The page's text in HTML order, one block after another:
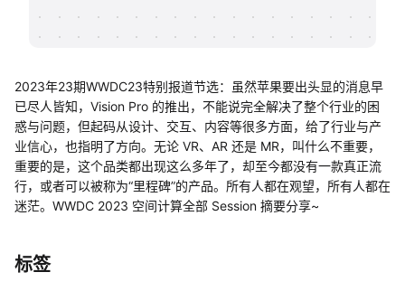
2023年23期WWDC23特别报道节选：虽然苹果要出头显的消息早
已尽人皆知，Vision Pro 的推出，不能说完全解决了整个行业的困
惑与问题，但起码从设计、交互、内容等很多方面，给了行业与产
业信心，也指明了方向。无论 VR、AR 还是 MR，叫什么不重要，
重要的是，这个品类都出现这么多年了，却至今都没有一款真正流
行，或者可以被称为“里程碑”的产品。所有人都在观望，所有人都在
迷茫。WWDC 2023 空间计算全部 Session 摘要分享~
标签